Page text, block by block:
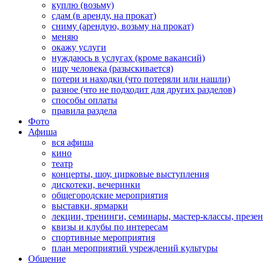
куплю (возьму)
сдам (в аренду, на прокат)
сниму (арендую, возьму на прокат)
меняю
окажу услуги
нуждаюсь в услугах (кроме вакансий)
ищу человека (разыскивается)
потери и находки (что потеряли или нашли)
разное (что не подходит для других разделов)
способы оплаты
правила раздела
Фото
Афиша
вся афиша
кино
театр
концерты, шоу, цирковые выступления
дискотеки, вечеринки
общегородские мероприятия
выставки, ярмарки
лекции, тренинги, семинары, мастер-классы,
квизы и клубы по интересам
спортивные мероприятия
план мероприятий учреждений культуры
Общение